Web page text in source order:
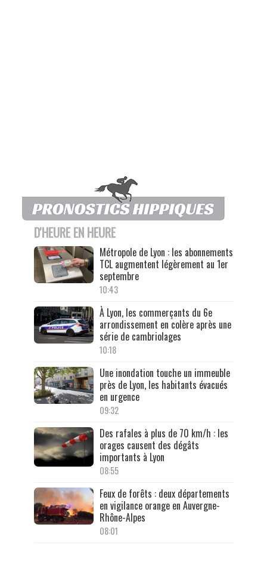
D'HEURE EN HEURE
Métropole de Lyon : les abonnements
TCL augmentent légèrement au 1er
septembre
10:43
À Lyon, les commerçants du 6e
arrondissement en colère après une
série de cambriolages
10:18
Une inondation touche un immeuble
près de Lyon, les habitants évacués
en urgence
09:32
Des rafales à plus de 70 km/h : les
orages causent des dégâts
importants à Lyon
08:55
Feux de forêts : deux départements
en vigilance orange en Auvergne-
Rhône-Alpes
08:01